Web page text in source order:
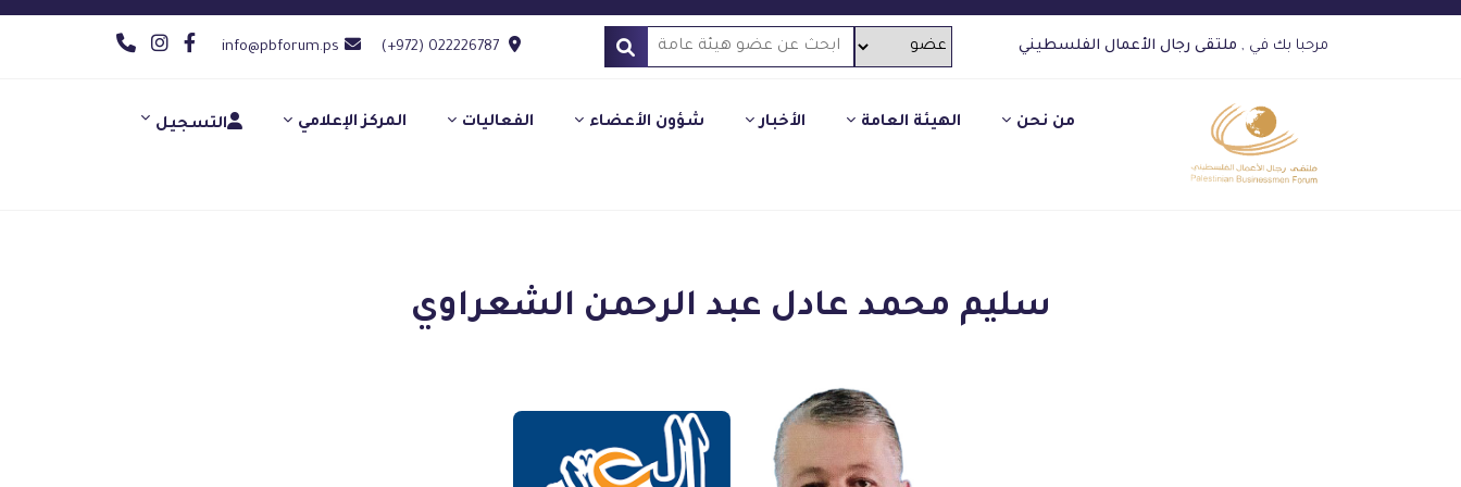
مرحبا بك في , ملتقى رجال الأعمال الفلسطيني (+972) 022226787
info@pbforum.ps
من نحن الهيئة العامة الأخبار شؤون الأعضاء الفعاليات المركز الإعلامي التسجيل
سليم محمد عادل عبد الرحمن الشعراوي